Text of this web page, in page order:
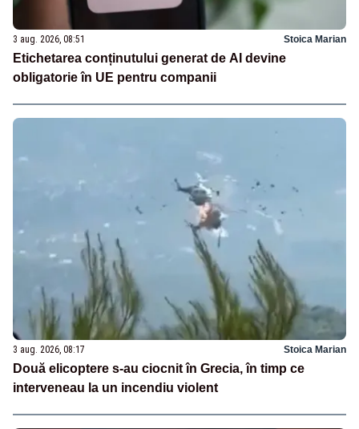
3 aug. 2026, 08:51 Stoica Marian
Etichetarea conținutului generat de AI devine
obligatorie în UE pentru companii
3 aug. 2026, 08:17 Stoica Marian
Două elicoptere s-au ciocnit în Grecia, în timp ce
interveneau la un incendiu violent